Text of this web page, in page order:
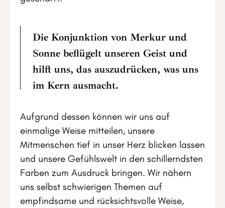
Die Konjunktion von Merkur und
Sonne beflügelt unseren Geist und
hilft uns, das auszudrücken, was uns
im Kern ausmacht.
Aufgrund dessen können wir uns auf
einmalige Weise mitteilen, unsere
Mitmenschen tief in unser Herz blicken lassen
und unsere Gefühlswelt in den schillerndsten
Farben zum Ausdruck bringen. Wir nähern
uns selbst schwierigen Themen auf
empfindsame und rücksichtsvolle Weise,